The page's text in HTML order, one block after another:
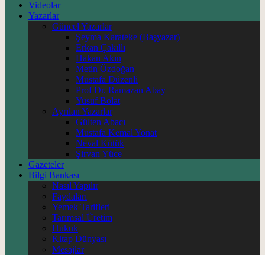
Videolar
Yazarlar
Güncel Yazarlar
Şeyma Karateke (Başyazar)
Erkan Çakıllı
Hakan Akın
Metin Özdoğan
Mustafa Düzenli
Prof Dr. Ramazan Abay
Yusuf Bolat
Ayrılan Yazarlar
Gülten Abacı
Mustafa Kemal Yonat
Neval Kütük
Şirvan Yüce
Gazeteler
Bilgi Bankası
Nasıl Yapılır
Faydaları
Yemek Tarifleri
Tarımsal Üretim
Hukuk
Kitap Dünyası
Mesajlar